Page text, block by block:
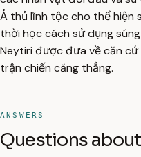
Ả thủ lĩnh tộc cho thể hiện
thời học cách sử dụng
Neytiri được đưa về căn
trận chiến căng thẳng.
ANSWERS
Questions